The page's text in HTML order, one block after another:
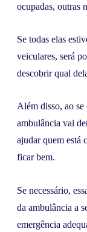
ocupadas, outras
Se todas elas
veiculares, será
descobrir qual
Além disso, ao
ambulância vai
ajudar quem está
ficar bem.
Se necessário,
da ambulância a
emergência